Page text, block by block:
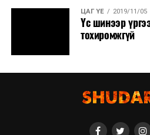
ЦАГ ҮЕ 2019/11/05
Үс шинээр
тохиромжгүй